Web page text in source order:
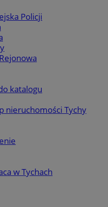
Policji
katalogu
nieruchomości Tychy
w Tychach